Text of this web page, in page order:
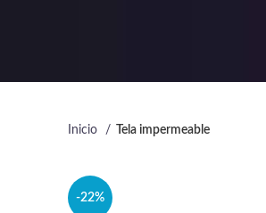
Inicio Tela impermeable
-22%